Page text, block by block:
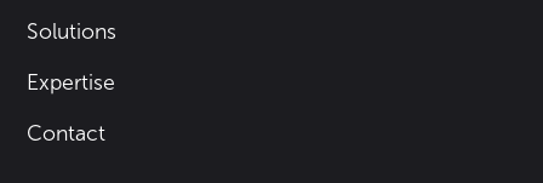
Solutions
Expertise
Contact